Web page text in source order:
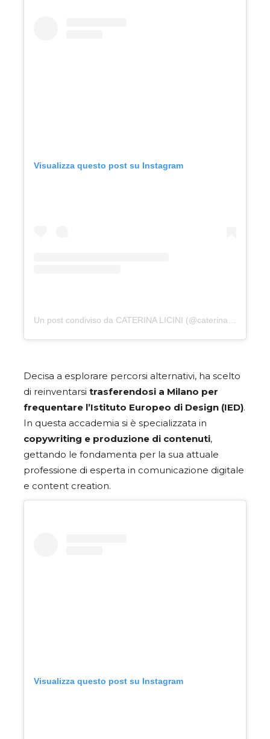
Visualizza questo post su Instagram
Decisa a esplorare percorsi alternativi, ha scelto
di reinventarsi trasferendosi a Milano per
frequentare l’Istituto Europeo di Design (IED).
In questa accademia si è specializzata in
copywriting e produzione di contenuti,
gettando le fondamenta per la sua attuale
professione di esperta in comunicazione digitale
e content creation.
Visualizza questo post su Instagram